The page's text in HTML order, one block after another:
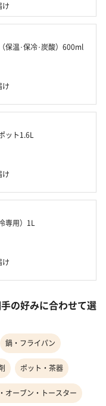
け
保温･保冷･炭酸）600ml
け
ット1.6L
け
専用）1L
け
の好みに合わせて選
鍋・フライパン
ポット・茶器
オーブン・トースター